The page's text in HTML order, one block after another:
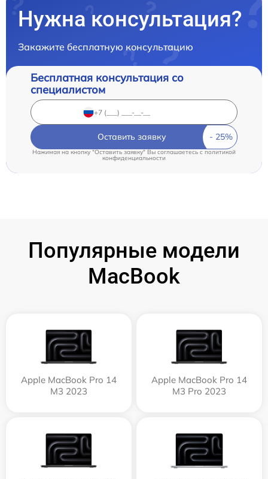
Нужна консультация?
Закажите бесплатную консультацию
Бесплатная консультация со
специалистом
Оставить заявку
Нажимая на кнопку "Оставить заявку" Вы соглашаетесь c политикой
конфиденциальности
Популярные модели
MacBook
Apple MacBook Pro 14
M3 2023
Apple MacBook Pro 14
M3 Pro 2023